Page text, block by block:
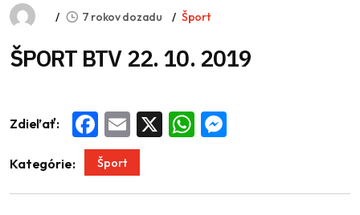
7 rokov dozadu Šport
ŠPORT BTV 22. 10. 2019
Zdieľať: Facebook
Email WhatsApp
Kategórie: Šport